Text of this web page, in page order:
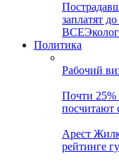
заплатят
ВСЕ
Политика
Рабочий
Почти 25%
Арест
рейтинге